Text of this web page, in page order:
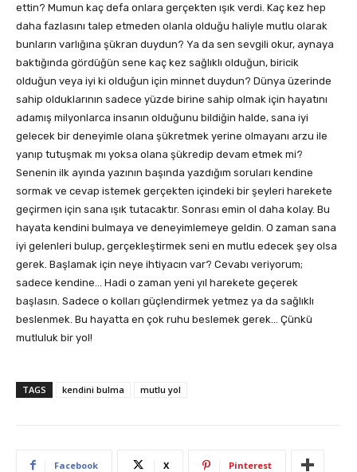
ettin? Mumun kaç defa onlara gerçekten ışık verdi. Kaç kez hep
daha fazlasını talep etmeden olanla olduğu haliyle mutlu olarak
bunların varlığına şükran duydun? Ya da sen sevgili okur, aynaya
baktığında gördüğün sene kaç kez sağlıklı olduğun, biricik
olduğun veya iyi ki olduğun için minnet duydun? Dünya üzerinde
sahip olduklarının sadece yüzde birine sahip olmak için hayatını
adamış milyonlarca insanın olduğunu bildiğin halde, sana iyi
gelecek bir deneyimle olana şükretmek yerine olmayanı arzu ile
yanıp tutuşmak mı yoksa olana şükredip devam etmek mi?
Senenin ilk ayında yazının başında yazdığım soruları kendine
sormak ve cevap istemek gerçekten içindeki bir şeyleri harekete
geçirmen için sana ışık tutacaktır. Sonrası emin ol daha kolay. Bu
hayata kendini bulmaya ve deneyimlemeye geldin. O zaman sana
iyi gelenleri bulup, gerçekleştirmek seni en mutlu edecek şey olsa
gerek. Başlamak için neye ihtiyacın var? Cevabı veriyorum;
sadece kendine… Hadi o zaman yeni yıl harekete geçerek
başlasın. Sadece o kolları güçlendirmek yetmez ya da sağlıklı
beslenmek. Bu hayatta en çok ruhu beslemek gerek… Çünkü
mutluluk bir yol!
TAGS kendini bulma mutlu yol
Facebook X Pinterest